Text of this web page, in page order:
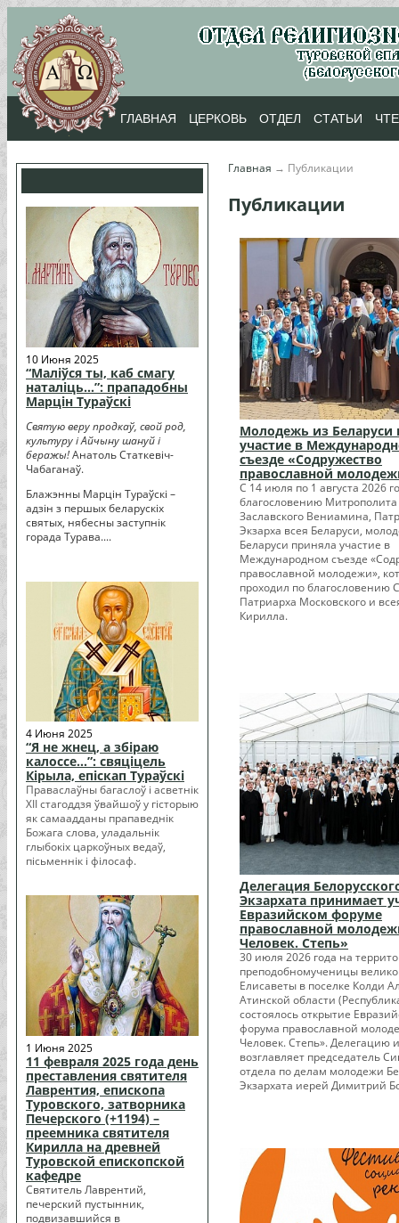
ГЛАВНАЯ ЦЕРКОВЬ ОТДЕЛ СТАТЬИ
10 Июня 2025
“Маліўся ты, каб смагу
наталіць…”: прападобны
Марцін Тураўскі
Святую веру продкаў, свой род,
культуру і Айчыну шануй і
беражы!Анатоль Статкевіч-
Чабаганаў.
Блажэнны Марцін Тураўскі –
адзін з першых беларускіх
святых, нябесны заступнік
горада Турава....
4 Июня 2025
“Я не жнец, а збіраю
калоссе…”: свяціцель
Кірыла, епіскап Тураўскі
Праваслаўны багаслоў і асветнік
XII стагоддзя ўвайшоў у гісторыю
як самаадданы прапаведнік
Божага слова, уладальнік
глыбокіх царкоўных ведаў,
пісьменнік і філосаф.
1 Июня 2025
11 февраля 2025 года день
преставления святителя
Лаврентия, епископа
Туровского, затворника
Печерского (+1194) –
преемника святителя
Кирилла на древней
Туровской епископской
кафедре
Святитель Лаврентий,
печерский пустынник,
подвизавшийся в
Главная → Публикации
Публикации
Молодежь из Беларуси
участие в
съезде «Содружество
православной
С 14 июля по 1 августа 2026
благословению
Заславского Вениамина,
Экзарха всея Беларуси,
Беларуси приняла участие в
Международном съезде
православной молодежи»,
проходил по благословению
Патриарха Московского и
Кирилла.
Делегация
Экзархата принимает
Евразийском форуме
православной
Человек. Степь»
30 июля 2026 года на
преподобномученицы
Елисаветы в поселке Колди
Атинской области
состоялось открытие
форума православной
Человек. Степь». Делегацию
возглавляет председатель
отдела по делам молодежи
Экзархата иерей Димитрий